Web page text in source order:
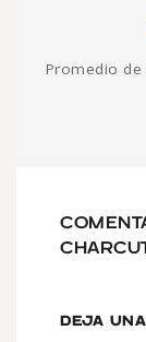
Promedio de
DEJA